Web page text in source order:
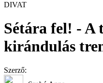
DIVAT
Sétára fel! - A
kirándulás
Szerző: